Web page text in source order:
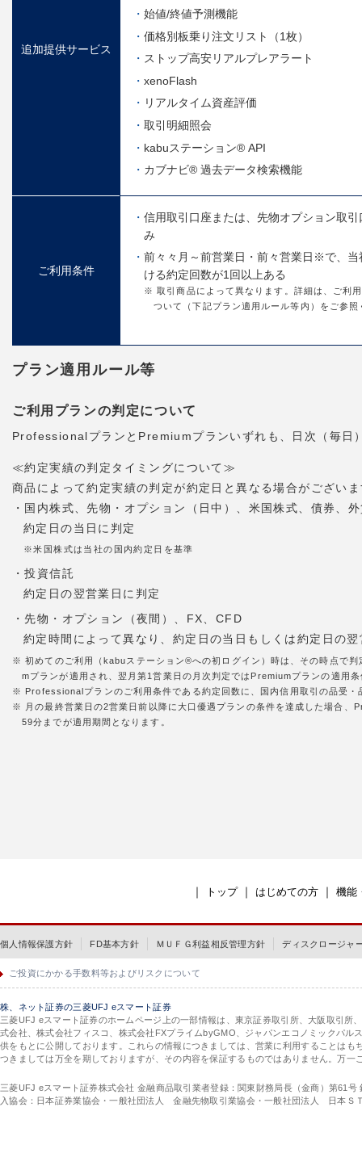
追加提供サービス
始値/終値予測機能
価格別板乗り注文リスト（1枚）
ストップ高安リアルプレアラート
xenoFlash
リアルタイム資産評価
取引明細照会
kabuステーション® API
カブナビ® 過去データ検索機能
ご利用条件
信用取引口座または、先物オプション取
み
前々々月～前営業日・前々営業日※で、当
ける約定回数が1回以上ある
※ 取引商品によって異なります。詳細は、ご利
ついて（下記プラン適用ルール等内）をご参照
プラン適用ルール等
ご利用プランの判定について
ProfessionalプランとPremiumプランいずれも、日次（毎日
≪約定実績の判定タイミングについて≫
商品によって約定実績の判定が約定日と異なる場合がござい
・国内株式、先物・オプション（日中）、米国株式、債券、
約定日の当日に判定
※米国株式は当社の国内約定日を基準
・投資信託
約定日の翌営業日に判定
・先物・オプション（夜間）、FX、CFD
約定時間によって異なり、約定日の当日もしくは約定日の
※ 初めてのご利用（kabuステーション®への初ログイン）時は、その時点で
mプランが適用され、翌月第1営業日の月次判定ではPremiumプランの適用
※ Professionalプランのご利用条件である約定回数に、国内信用取引の品受
※ 月の最終営業日の2営業日前以降に大口優遇プランの条件を達成した場合
59分までが適用期間となります。
｜ トップ｜ はじめての方 ｜ 機能
個人情報保護方針 FD基本方針 ＭＵＦＧ利益相反管理方針 ディスクロージャ
ご投資にかかる手数料等およびリスクについて
株、ネット証券の三菱UFJ eスマート証券
三菱UFJ eスマート証券のホームページ上の一部情報は、東京証券取引所、大阪取引
式会社、株式会社フィスコ、株式会社FXプライムbyGMO、ジャパンエコノミックパ
供をもとに公開しております。これらの情報につきましては、営業に利用することは
つきましては万全を期しておりますが、その内容を保証するものではありません。万
三菱UFJ eスマート証券株式会社 金融商品取引業者登録：関東財務局長（金商）第61
入協会：日本証券業協会・一般社団法人 金融先物取引業協会・一般社団法人 日本